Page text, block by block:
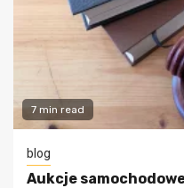
7 min read
blog
Aukcje